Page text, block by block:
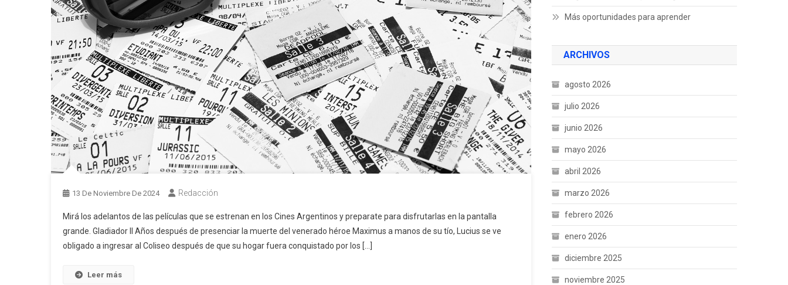
13 De Noviembre De 2024 Redacción
Mirá los adelantos de las películas que se estrenan en los Cines Argentinos y preparate para disfrutarlas en la pantalla
grande. Gladiador II Años después de presenciar la muerte del venerado héroe Maximus a manos de su tío, Lucius se ve
obligado a ingresar al Coliseo después de que su hogar fuera conquistado por los […]
Leer más
Más oportunidades para aprender
ARCHIVOS
agosto 2026
julio 2026
junio 2026
mayo 2026
abril 2026
marzo 2026
febrero 2026
enero 2026
diciembre 2025
noviembre 2025